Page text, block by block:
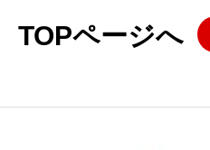
TOPページへ